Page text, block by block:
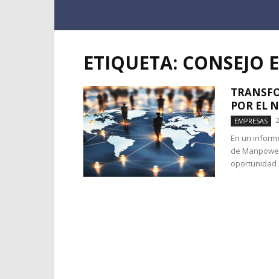
ETIQUETA: CONSEJO
POR EL
EMPRESAS
En un
de
oportunidad